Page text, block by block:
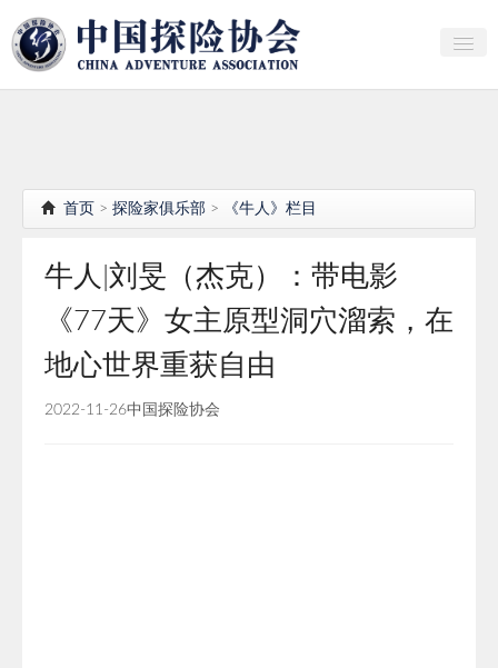
产业研究
行者证书申报
分支机构
会员
首页 > 探险家俱乐部 > 《牛人》栏目
牛人|刘旻（杰克）：带电影
《77天》女主原型洞穴溜索，在
地心世界重获自由
2022-11-26中国探险协会